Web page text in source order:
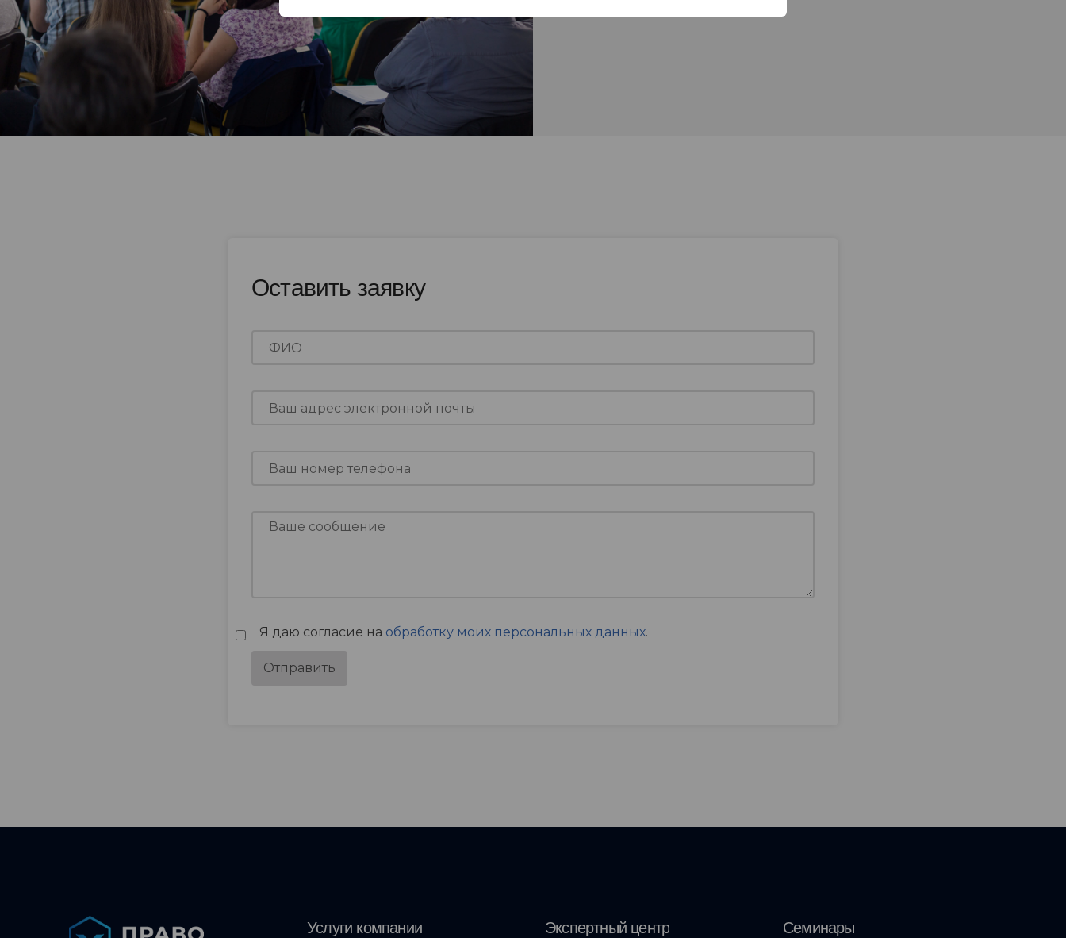
Оставить заявку
Я даю согласие на обработку моих персональных данных.
Услуги компании Экспертный центр Семинары